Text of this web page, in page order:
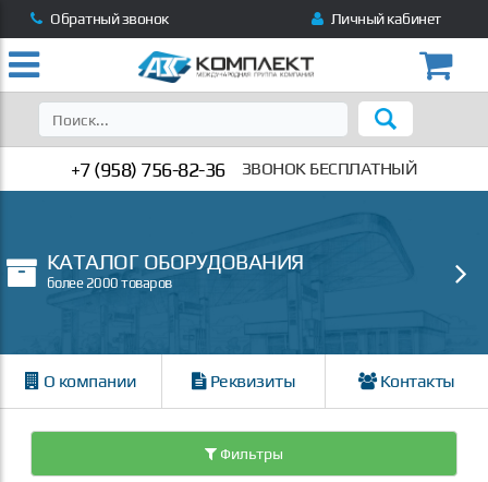
Обратный звонок Личный кабинет
+7 (958) 756-82-36 ЗВОНОК БЕСПЛАТНЫЙ
КАТАЛОГ ОБОРУДОВАНИЯ
более 2000 товаров
О компании Реквизиты Контакты
Фильтры